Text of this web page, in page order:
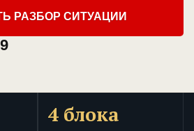
РАЗБОР СИТУАЦИИ
4 блока